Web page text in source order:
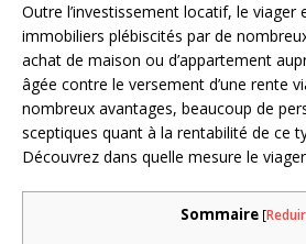
Outre l’investissement locatif, le viager
immobiliers plébiscités par de nombreux
achat de maison ou d’appartement
âgée contre le versement d’une rente
nombreux avantages, beaucoup de
sceptiques quant à la rentabilité de ce
Découvrez dans quelle mesure le
Sommaire [